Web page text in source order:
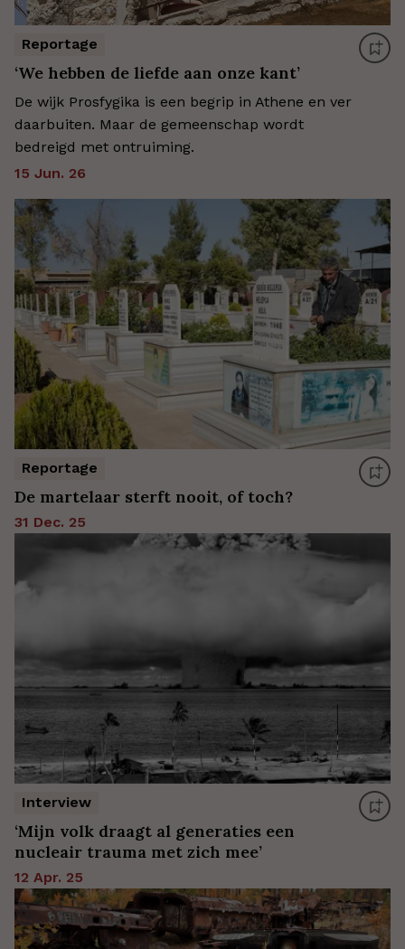
Reportage
‘We hebben de liefde aan onze kant’
De wijk Prosfygika is een begrip in Athene en ver
daarbuiten. Maar de gemeenschap wordt
bedreigd met ontruiming.
15 Jun. 26
Reportage
De martelaar sterft nooit, of toch?
31 Dec. 25
Interview
‘Mijn volk draagt al generaties een
nucleair trauma met zich mee’
12 Apr. 25